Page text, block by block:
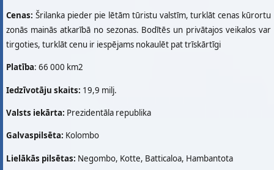
Cenas: Šrilanka pieder pie lētām tūristu valstīm, turklāt cenas kūrortu
zonās mainās atkarībā no sezonas. Bodītēs un privātajos veikalos var
tirgoties, turklāt cenu ir iespējams nokaulēt pat trīskārtīgi
Platība: 66 000 km2
Iedzīvotāju skaits: 19,9 milj.
Valsts iekārta: Prezidentāla republika
Galvaspilsēta: Kolombo
Lielākās pilsētas: Negombo, Kotte, Batticaloa, Hambantota